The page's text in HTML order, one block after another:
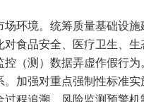
环境。统筹质量基础设
食品安全、医疗卫生、
（测）数据弄虚作假行
加强对重点强制性标准